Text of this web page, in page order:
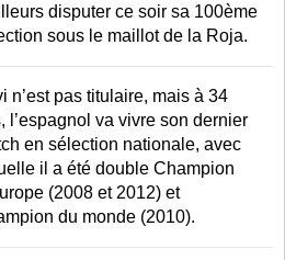
disputer ce soir sa 100ème
sous le maillot de la Roja.
n’est pas titulaire, mais à 34
l’espagnol va vivre son dernier
en sélection nationale, avec
il a été double Champion
(2008 et 2012) et
du monde (2010).